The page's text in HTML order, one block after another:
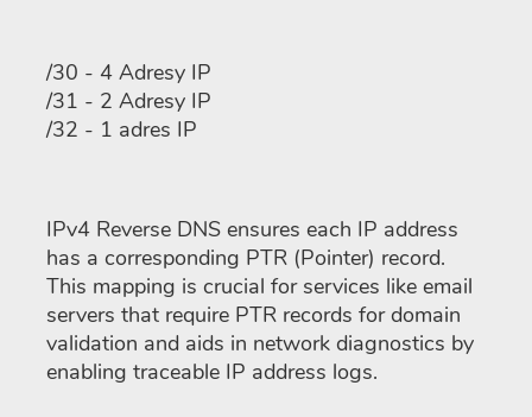
/30 - 4 Adresy IP
/31 - 2 Adresy IP
/32 - 1 adres IP
IPv4 Reverse DNS ensures each IP address
has a corresponding PTR (Pointer) record.
This mapping is crucial for services like email
servers that require PTR records for domain
validation and aids in network diagnostics by
enabling traceable IP address logs.